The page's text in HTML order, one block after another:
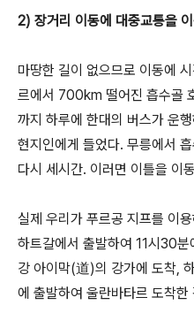
2) 장거리 이동에 대중교통을
마땅한 길이 없으므로 이동에
르에서 700km 떨어진 흡수골
까지 하루에 한대의 버스가 운
현지인에게 들었다. 무릉에서
다시 세시간. 이러면 이틀을 이
실제 우리가 푸르공 지프를 이
하트갈에서 출발하여 11시30
강 아이막(道)의 강가에 도착,
에 출발하여 울란바타르 도착